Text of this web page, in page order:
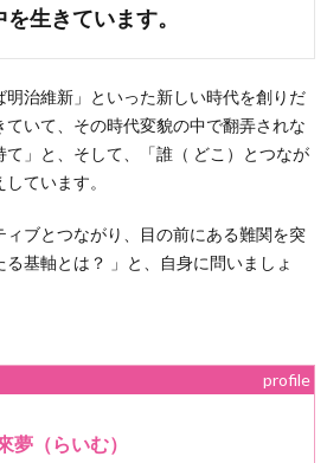
生きています。
治維新」といった新しい時代を創りだ
いて、その時代変貌の中で翻弄されな
」と、そして、「誰（ どこ）とつなが
ています。
ィブとつながり、目の前にある難関を突
基軸とは？ 」と、自身に問いましょ
profile
夢（らいむ）